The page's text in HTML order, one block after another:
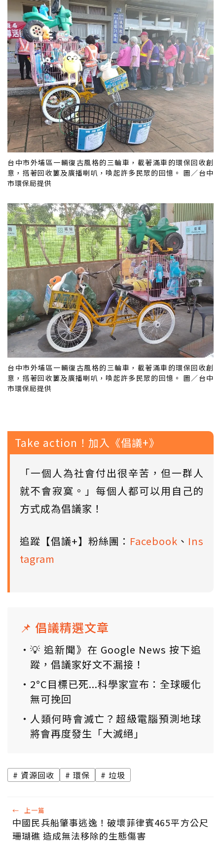
台中市外埔區一輛復古風格的三輪車，載著滿車的環保回收創
意，搭著回收簍及廣播喇叭，喚起許多民眾的回憶。 圖／台中
市環保局提供
台中市外埔區一輛復古風格的三輪車，載著滿車的環保回收創
意，搭著回收簍及廣播喇叭，喚起許多民眾的回憶。 圖／台中
市環保局提供
Take action！加入《倡議+》
「一個人為社會付出很辛苦，但一群人
就不會寂寞。」每個人都可以用自己的
方式成為倡議家！
追蹤【倡議+】粉絲團： Facebook 、 Ins
tagram
📌 倡議精選文章
💡 追新聞》在 Google News 按下追
蹤，倡議家好文不漏接！
2°C目標已死...科學家宣布：全球暖化
無可挽回
人類何時會滅亡？超級電腦預測地球
將會再度發生「大滅絕」
資源回收 環保 垃圾
← 上一篇
中國民兵船肇事逃逸！破壞菲律賓465平方公尺
珊瑚礁 造成無法移除的生態傷害